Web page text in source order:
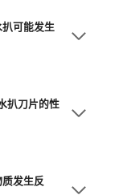
可能发生
扒刀片的性
发生反